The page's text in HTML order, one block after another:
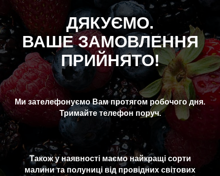
ДЯКУЄМО.
ВАШЕ ЗАМОВЛЕННЯ
ПРИЙНЯТО!
Ми зателефонуємо Вам протягом робочого дня.
Тримайте телефон поруч.
Також у наявності маємо найкращі сорти
малини та полуниці від провідних світових